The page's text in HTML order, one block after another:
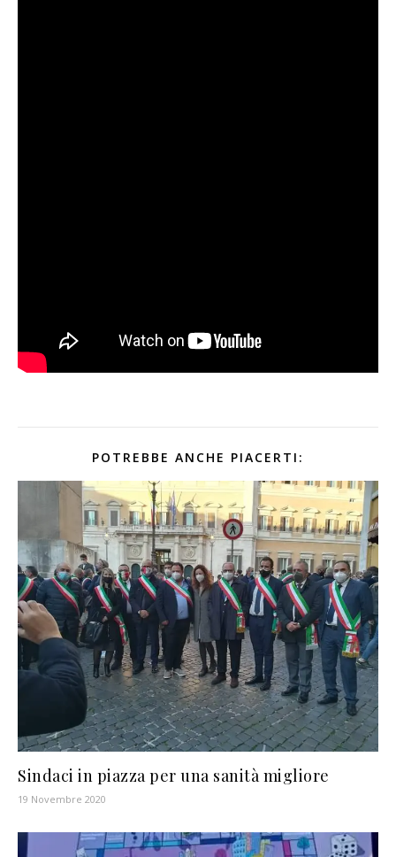
POTREBBE ANCHE PIACERTI:
Sindaci in piazza per una sanità migliore
19 Novembre 2020